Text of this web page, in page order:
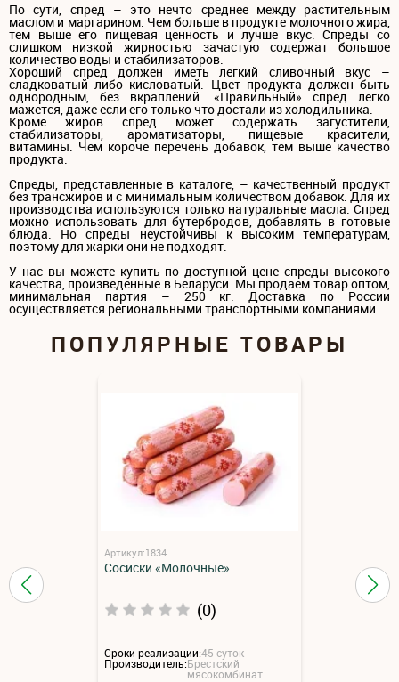
По сути, спред – это нечто среднее между растительным
маслом и маргарином. Чем больше в продукте молочного жира,
тем выше его пищевая ценность и лучше вкус. Спреды со
слишком низкой жирностью зачастую содержат большое
количество воды и стабилизаторов.
Хороший спред должен иметь легкий сливочный вкус –
сладковатый либо кисловатый. Цвет продукта должен быть
однородным, без вкраплений. «Правильный» спред легко
мажется, даже если его только что достали из холодильника.
Кроме жиров спред может содержать загустители,
стабилизаторы, ароматизаторы, пищевые красители,
витамины. Чем короче перечень добавок, тем выше качество
продукта.
Спреды, представленные в каталоге, – качественный продукт
без трансжиров и с минимальным количеством добавок. Для их
производства используются только натуральные масла. Спред
можно использовать для бутербродов, добавлять в готовые
блюда. Но спреды неустойчивы к высоким температурам,
поэтому для жарки они не подходят.
У нас вы можете купить по доступной цене спреды высокого
качества, произведенные в Беларуси. Мы продаем товар оптом,
минимальная партия – 250 кг. Доставка по России
осуществляется региональными транспортными компаниями.
ПОПУЛЯРНЫЕ ТОВАРЫ
Артикул:1834
Сосиски «Молочные»
(0)
Сроки реализации:45 суток
Производитель:Брестский
мясокомбинат